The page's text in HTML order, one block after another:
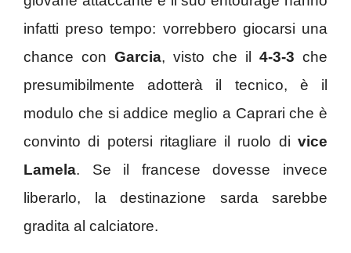
infatti preso tempo: vorrebbero giocarsi una
chance con Garcia, visto che il 4-3-3 che
presumibilmente adotterà il tecnico, è il
modulo che si addice meglio a Caprari che è
convinto di potersi ritagliare il ruolo di vice
Lamela.
Se il francese dovesse invece
liberarlo, la destinazione sarda sarebbe
gradita al calciatore.